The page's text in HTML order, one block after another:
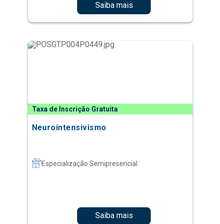
Saiba mais
Taxa de Inscrição Gratuita
Neurointensivismo
Especialização Semipresencial
Saiba mais